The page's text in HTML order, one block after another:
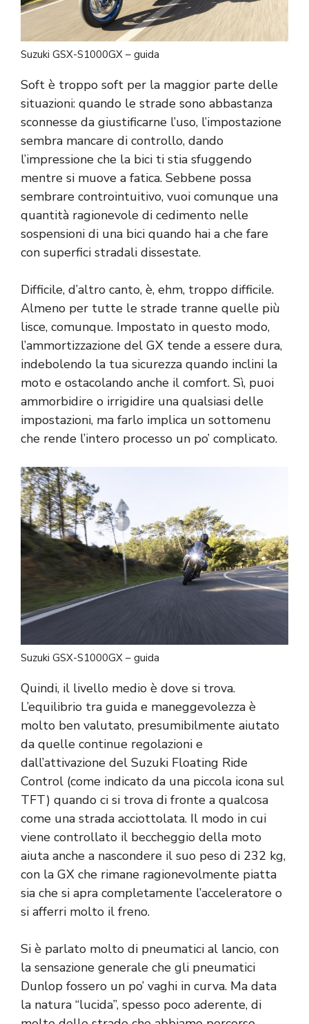
Suzuki GSX-S1000GX – guida
Soft è troppo soft per la maggior parte delle
situazioni: quando le strade sono abbastanza
sconnesse da giustificarne l’uso, l’impostazione
sembra mancare di controllo, dando
l’impressione che la bici ti stia sfuggendo
mentre si muove a fatica. Sebbene possa
sembrare controintuitivo, vuoi comunque una
quantità ragionevole di cedimento nelle
sospensioni di una bici quando hai a che fare
con superfici stradali dissestate.
Difficile, d’altro canto, è, ehm, troppo difficile.
Almeno per tutte le strade tranne quelle più
lisce, comunque. Impostato in questo modo,
l’ammortizzazione del GX tende a essere dura,
indebolendo la tua sicurezza quando inclini la
moto e ostacolando anche il comfort. Sì, puoi
ammorbidire o irrigidire una qualsiasi delle
impostazioni, ma farlo implica un sottomenu
che rende l’intero processo un po’ complicato.
Suzuki GSX-S1000GX – guida
Quindi, il livello medio è dove si trova.
L’equilibrio tra guida e maneggevolezza è
molto ben valutato, presumibilmente aiutato
da quelle continue regolazioni e
dall’attivazione del Suzuki Floating Ride
Control (come indicato da una piccola icona sul
TFT) quando ci si trova di fronte a qualcosa
come una strada acciottolata. Il modo in cui
viene controllato il beccheggio della moto
aiuta anche a nascondere il suo peso di 232 kg,
con la GX che rimane ragionevolmente piatta
sia che si apra completamente l’acceleratore o
si afferri molto il freno.
Si è parlato molto di pneumatici al lancio, con
la sensazione generale che gli pneumatici
Dunlop fossero un po’ vaghi in curva. Ma data
la natura “lucida”, spesso poco aderente, di